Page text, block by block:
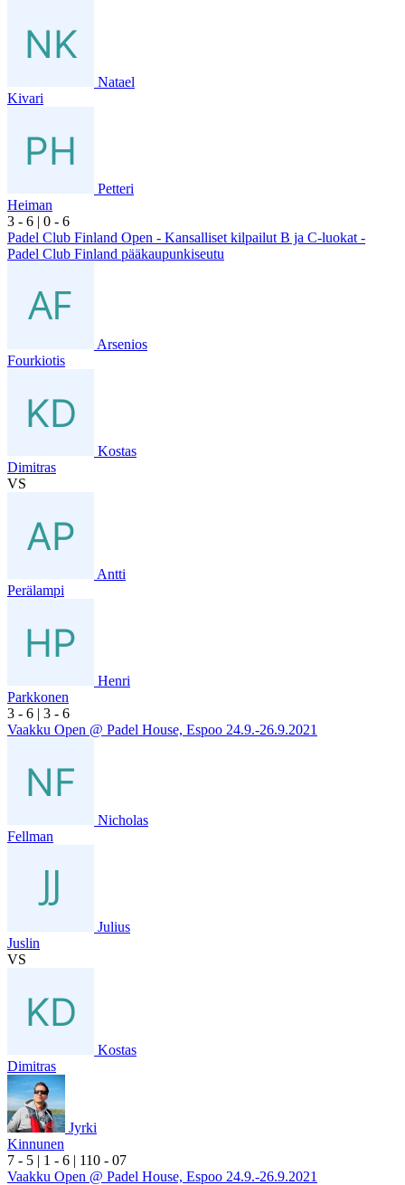
Natael
Kivari
Petteri
Heiman
3 - 6 | 0 - 6
Padel Club Finland Open - Kansalliset kilpailut B ja C-luokat -
Padel Club Finland pääkaupunkiseutu
Arsenios
Fourkiotis
Kostas
Dimitras
VS
Antti
Perälampi
Henri
Parkkonen
3 - 6 | 3 - 6
Vaakku Open @ Padel House, Espoo 24.9.-26.9.2021
Nicholas
Fellman
Julius
Juslin
VS
Kostas
Dimitras
Jyrki
Kinnunen
7 - 5 | 1 - 6 | 110 - 07
Vaakku Open @ Padel House, Espoo 24.9.-26.9.2021